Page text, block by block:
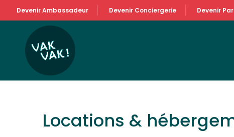
Devenir Ambassadeur Devenir Conciergerie Devenir
Locations &